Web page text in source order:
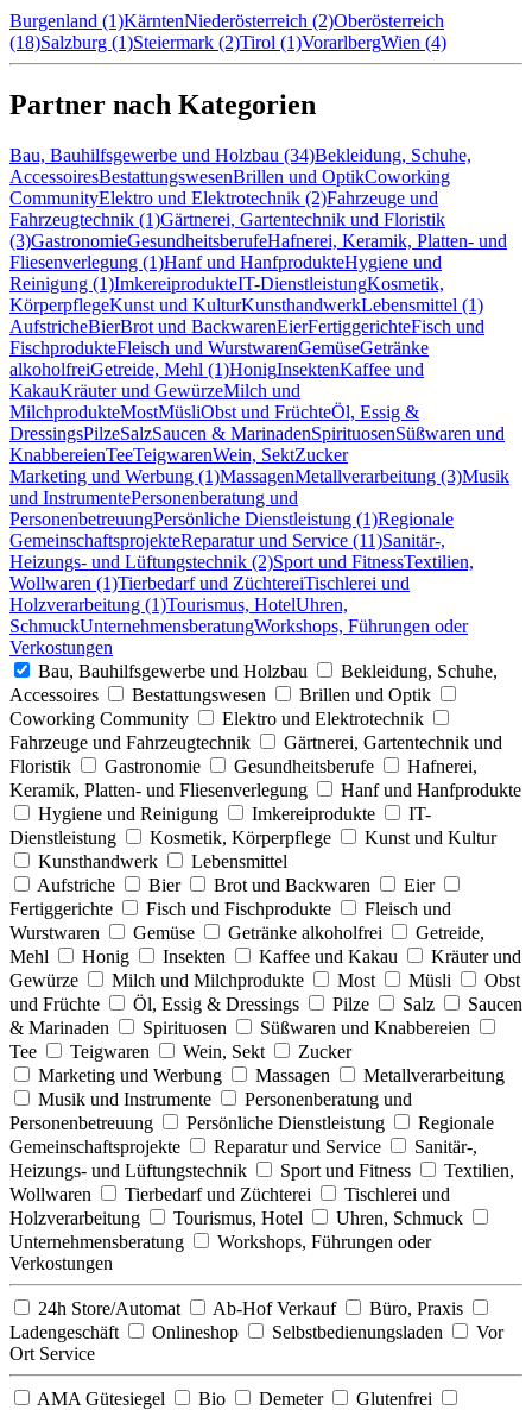
Burgenland (1)KärntenNiederösterreich (2)Oberösterreich
(18)Salzburg (1)Steiermark (2)Tirol (1)VorarlbergWien (4)
Partner nach Kategorien
Bau, Bauhilfsgewerbe und Holzbau (34)Bekleidung, Schuhe,
AccessoiresBestattungswesenBrillen und OptikCoworking
CommunityElektro und Elektrotechnik (2)Fahrzeuge und
Fahrzeugtechnik (1)Gärtnerei, Gartentechnik und Floristik
(3)GastronomieGesundheitsberufeHafnerei, Keramik, Platten- und
Fliesenverlegung (1)Hanf und HanfprodukteHygiene und
Reinigung (1)ImkereiprodukteIT-DienstleistungKosmetik,
KörperpflegeKunst und KulturKunsthandwerkLebensmittel (1)
AufstricheBierBrot und BackwarenEierFertiggerichteFisch und
FischprodukteFleisch und WurstwarenGemüseGetränke
alkoholfreiGetreide, Mehl (1)HonigInsektenKaffee und
KakauKräuter und GewürzeMilch und
MilchprodukteMostMüsliObst und FrüchteÖl, Essig &
DressingsPilzeSalzSaucen & MarinadenSpirituosenSüßwaren und
KnabbereienTeeTeigwarenWein, SektZucker
Marketing und Werbung (1)MassagenMetallverarbeitung (3)Musik
und InstrumentePersonenberatung und
PersonenbetreuungPersönliche Dienstleistung (1)Regionale
GemeinschaftsprojekteReparatur und Service (11)Sanitär-,
Heizungs- und Lüftungstechnik (2)Sport und FitnessTextilien,
Wollwaren (1)Tierbedarf und ZüchtereiTischlerei und
Holzverarbeitung (1)Tourismus, HotelUhren,
SchmuckUnternehmensberatungWorkshops, Führungen oder
Verkostungen
Bau, Bauhilfsgewerbe und Holzbau
Bekleidung, Schuhe,
Accessoires
Bestattungswesen
Brillen und Optik
Coworking Community
Elektro und Elektrotechnik
Fahrzeuge und Fahrzeugtechnik
Gärtnerei, Gartentechnik und
Floristik
Gastronomie Gesundheitsberufe
Hafnerei,
Keramik, Platten- und Fliesenverlegung
Hanf und Hanfprodukte
Hygiene und Reinigung
Imkereiprodukte
IT-
Dienstleistung
Kosmetik, Körperpflege
Kunst und Kultur
Kunsthandwerk
Lebensmittel
Aufstriche
Bier Brot und Backwaren
Eier
Fertiggerichte
Fisch und Fischprodukte
Fleisch und
Wurstwaren
Gemüse Getränke alkoholfrei
Getreide,
Mehl
Honig Insekten Kaffee und Kakau
Kräuter und
Gewürze
Milch und Milchprodukte Most Müsli
Obst
und Früchte
Öl, Essig & Dressings Pilze Salz
Saucen
& Marinaden
Spirituosen
Süßwaren und Knabbereien
Tee
Teigwaren Wein, Sekt
Zucker
Marketing und Werbung
Massagen
Metallverarbeitung
Musik und Instrumente
Personenberatung und
Personenbetreuung
Persönliche Dienstleistung
Regionale
Gemeinschaftsprojekte
Reparatur und Service
Sanitär-,
Heizungs- und Lüftungstechnik
Sport und Fitness
Textilien,
Wollwaren
Tierbedarf und Züchterei
Tischlerei und
Holzverarbeitung
Tourismus, Hotel
Uhren, Schmuck
Unternehmensberatung
Workshops, Führungen oder
Verkostungen
24h Store/Automat Ab-Hof Verkauf
Büro, Praxis
Ladengeschäft
Onlineshop Selbstbedienungsladen
Vor
Ort Service
AMA Gütesiegel Bio Demeter
Glutenfrei